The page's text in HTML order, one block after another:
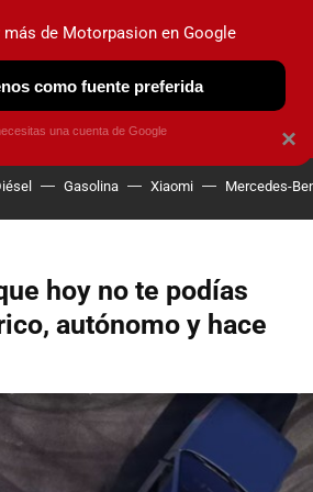
ELÉCTRICOS OBSERVATORIO
Gasolina Xiaomi Mercedes-
hoy no te podías
autónomo y hace
×
más de Motorpasion en Google
como fuente preferida
una cuenta de Google